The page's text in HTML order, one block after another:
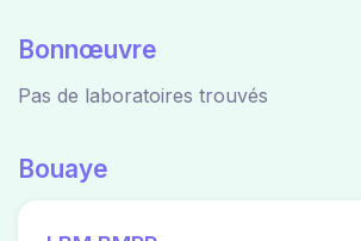
Bonnœuvre
Pas de laboratoires trouvés
Bouaye